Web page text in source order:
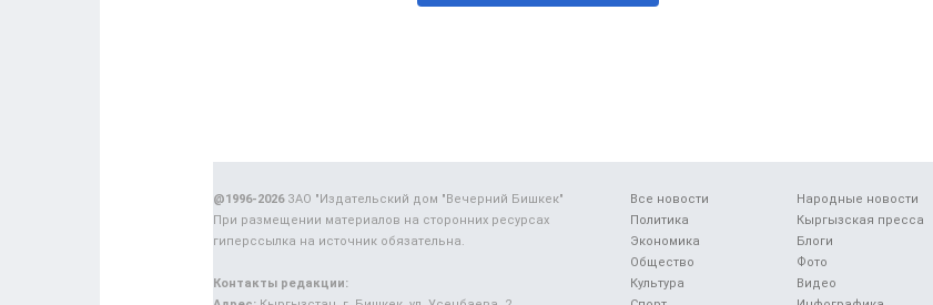
Все новости
Политика
Экономика
Общество
Культура
Народные новости
Кыргызская пресса
Блоги
Фото
Видео
@1996-2026ЗАО "Издательский дом "Вечерний Бишкек"
При размещении материалов на сторонних ресурсах
гиперссылка на источник обязательна.
Контакты редакции: